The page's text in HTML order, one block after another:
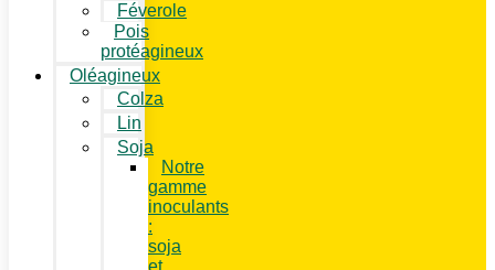
Féverole
Pois
protéagineux
Oléagineux
Colza
Lin
Soja
Notre
gamme
inoculants
:
soja
et